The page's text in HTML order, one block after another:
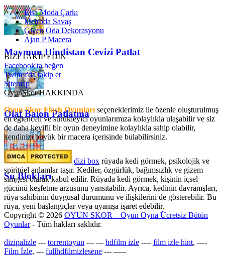
Maymun Hindistan Cevizi Patlat
Olaf Balon Patlatma
Su Blokları
Elsa Moda Çarkı
Metroda Savaş
Gwen Oda Dekorasyonu
Ajan P Macera
BİZİ TAKİP EDİN
Facebook'ta beğen
Twitter'da takip et
Sitemap
OyunSkor HAKKINDA
Oyun Skor Flash Oyunları seçeneklerimiz ile özenle oluşturulmuş
en eğlenceli ve sürükleyici oyunlarımıza kolaylıkla ulaşabilir ve siz
de daha keyifli bir oyun deneyimine kolaylıkla sahip olabilir,
kendinizi büyük bir macera içerisinde bulabilirsiniz.
dizi box rüyada kedi görmek​, psikolojik ve
spiritüel anlamlar taşır. Kediler, özgürlük, bağımsızlık ve gizem
simgesi olarak kabul edilir. Rüyada kedi görmek, kişinin içsel
gücünü keşfetme arzusunu yansıtabilir. Ayrıca, kedinin davranışları,
rüya sahibinin duygusal durumunu ve ilişkilerini de gösterebilir. Bu
rüya, yeni başlangıçlar veya uyanışa işaret edebilir.
Copyright © 2026 OYUN SKOR – Oyun Oyna Ücretsiz Bütün
Oyunlar- Tüm hakları saklıdır.
dizipalizle --- torrentoyun --- --- hdfilm izle ---- film izle hint, ----
Film İzle, --- fullhdfilmizlesene --- -----